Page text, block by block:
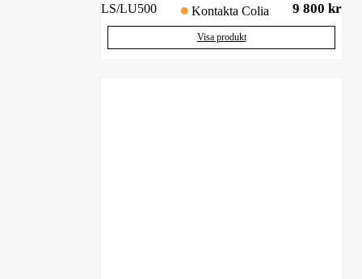
LS/LU500 Kontakta Colia 9 800 kr
Visa produkt